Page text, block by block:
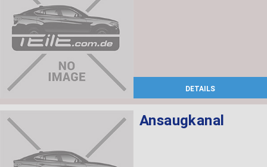
DETAILS
Ansaugkanal